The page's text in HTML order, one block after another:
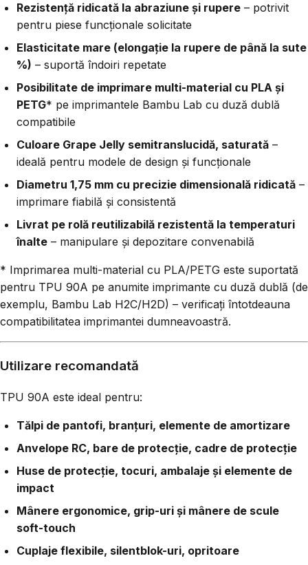
Rezistență ridicată la abraziune și rupere – potrivit
pentru piese funcționale solicitate
Elasticitate mare (elongație la rupere de până la sute
%) – suportă îndoiri repetate
Posibilitate de imprimare multi-material cu PLA și
PETG* pe imprimantele Bambu Lab cu duză dublă
compatibile
Culoare Grape Jelly semitranslucidă, saturată –
ideală pentru modele de design și funcționale
Diametru 1,75 mm cu precizie dimensională ridicată –
imprimare fiabilă și consistentă
Livrat pe rolă reutilizabilă rezistentă la temperaturi
înalte – manipulare și depozitare convenabilă
* Imprimarea multi-material cu PLA/PETG este suportată
pentru TPU 90A pe anumite imprimante cu duză dublă (de
exemplu, Bambu Lab H2C/H2D) – verificați întotdeauna
compatibilitatea imprimantei dumneavoastră.
Utilizare recomandată
TPU 90A este ideal pentru:
Tălpi de pantofi, branțuri, elemente de amortizare
Anvelope RC, bare de protecție, cadre de protecție
Huse de protecție, tocuri, ambalaje și elemente de
impact
Mânere ergonomice, grip-uri și mânere de scule
soft-touch
Cuplaje flexibile, silentblok-uri, opritoare